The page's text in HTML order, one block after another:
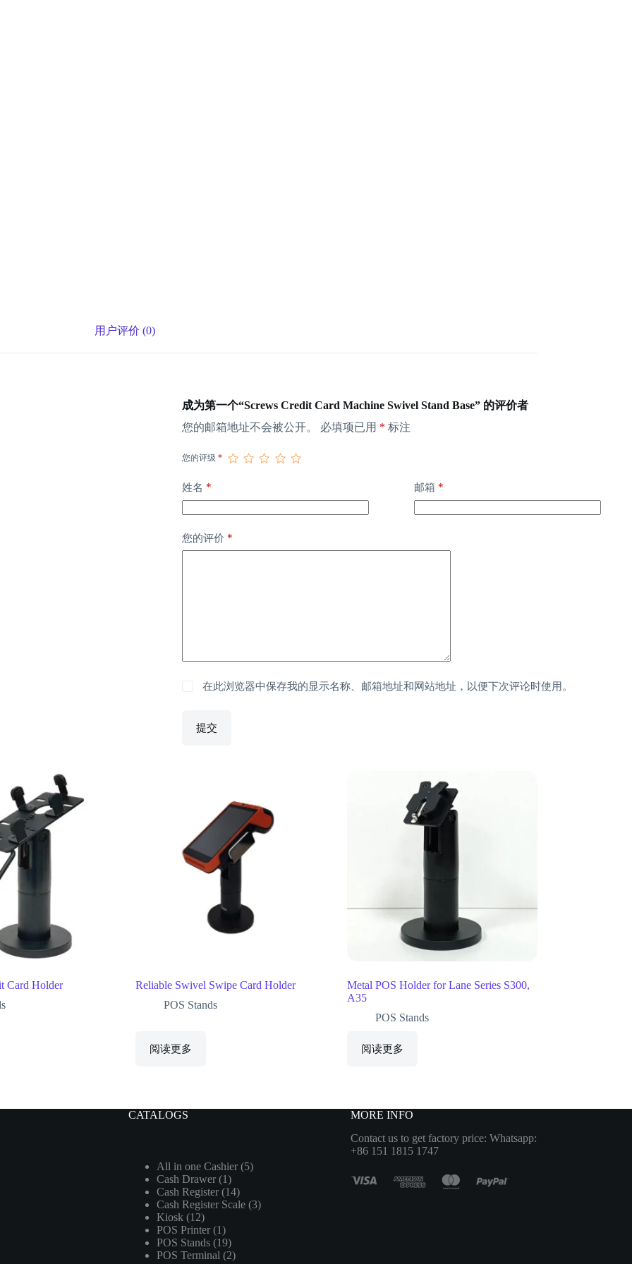
用户评价 (0)
成为第一个“Screws Credit Card Machine Swivel Stand Base” 的评价者
您的邮箱地址不会被公开。
必填项已用 * 标注
您的评级 *
姓名 * 邮箱 *
您的评价 *
在此浏览器中保存我的显示名称、邮箱地址和网站地址，以便下次评论时使用。
提交
Card Holder
Reliable Swivel Swipe Card Holder
POS Stands
阅读更多
Metal POS Holder for Lane Series S300,
A35
POS Stands
阅读更多
CATALOGS
All in one Cashier 55
品
Cash Drawer 11
个
产
Cash Register 1414
个
Cash Register Scale 33
Kiosk 1212
个
产
品
POS Printer 11
个
产
POS Stands 1919
个
POS Terminal 22
MORE INFO
Contact us to get factory price: Whatsapp:
+86 151 1815 1747